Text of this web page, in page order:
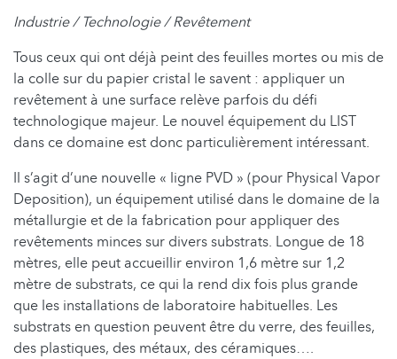
Industrie / Technologie / Revêtement
Tous ceux qui ont déjà peint des feuilles mortes ou mis de
la colle sur du papier cristal le savent : appliquer un
revêtement à une surface relève parfois du défi
technologique majeur. Le nouvel équipement du LIST
dans ce domaine est donc particulièrement intéressant.
Il s’agit d’une nouvelle « ligne PVD » (pour Physical Vapor
Deposition), un équipement utilisé dans le domaine de la
métallurgie et de la fabrication pour appliquer des
revêtements minces sur divers substrats. Longue de 18
mètres, elle peut accueillir environ 1,6 mètre sur 1,2
mètre de substrats, ce qui la rend dix fois plus grande
que les installations de laboratoire habituelles. Les
substrats en question peuvent être du verre, des feuilles,
des plastiques, des métaux, des céramiques….